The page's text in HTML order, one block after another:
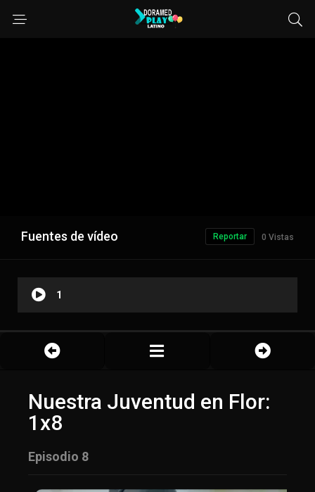
Fuentes de vídeo 0 Vistas
Reportar
1
Nuestra Juventud en Flor:
1x8
Episodio 8